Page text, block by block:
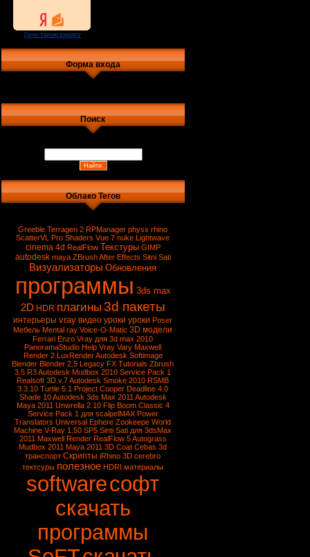
Форма входа
Поиск
Облако Тегов
Greeble Terragen 2 RPManager physx rhino
ScatterVL Pro Shaders Vue 7 nuke Lightwave
cinema 4d RealFlow Текстуры GIMP
autodesk maya ZBrushAfter Effects Sitni Sati
Визуализаторы Обновления
программы 3ds max
2D HDR плагины 3d пакеты
интерьеры vray видео уроки уроки Poser
Мебель Mental ray Voice-O-Matic 3D модели
Ferrari Enzo Vray для 3d max 2010
PanoramaStudio Help Vray Vary Maxwell
Render 2 LuxRenderAutodesk Softimage
Blender Blender 2.5 Legacy FX Tutorials Zbrush
3.5 R3 Autodesk Mudbox 2010 Service Pack 1
Realsoft 3D v.7 Autodesk Smoke 2010 RSMB
3.3.10 Turtle 5.1 Project Cooper Deadline 4.0
Shade 10Autodesk 3ds Max 2011 Autodesk
Maya 2011 Unwrella 2.10 Flip Boom Classic 4
Service Pack 1 для scalpelMAX Power
Translators Universal Ephere Zookeepe World
Machine V-Ray 1.50 SP5 Sinti Sati для 3dsMax
2011 Maxwell Render RealFlow 5Autograss
Mudbox 2011 Maya 2011 3D Coat Cebas 3d
транспорт Скрипты iRhino 3D cerebro
тектсуры полезное HDRI материалы
softwareсофт
скачать
программы